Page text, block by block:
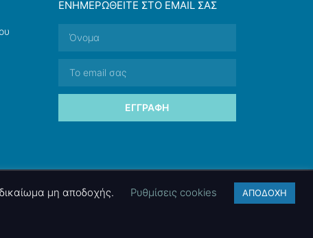
ΕΝΗΜΕΡΩΘΕΊΤΕ ΣΤΟ EMAIL ΣΑΣ
ΕΓΓΡΑΦΉ
μη αποδοχής. Ρυθμίσεις cookies ΑΠΟΔΟΧΗ